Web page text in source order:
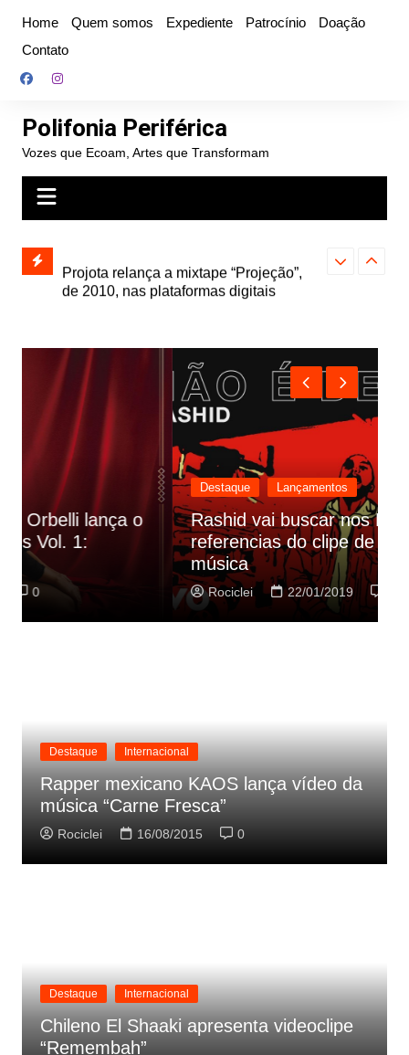
conteúdo
Home Quem somos Expediente Patrocínio
Doação
Contato
Polifonia Periférica
Vozes que Ecoam, Artes que Transformam
e abre
autoral,
de 2010, nas plataformas digitais
Farofa
Destaque Lançamentos
Rashid vai buscar nos HQs as
referencias do clipe de sua nova
música
Rociclei 22/01/2019 0
Destaque Internacional
Rapper mexicano KAOS lança vídeo da
música “Carne Fresca”
Rociclei 16/08/2015 0
Destaque Internacional
Chileno El Shaaki apresenta videoclipe
“Remembah”